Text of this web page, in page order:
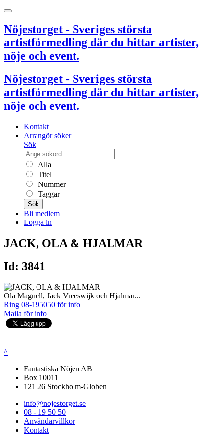
Nöjestorget - Sveriges största
artistförmedling där du hittar artister,
nöje och event.
Nöjestorget - Sveriges största
artistförmedling där du hittar artister,
nöje och event.
Kontakt
Arrangör söker
Sök
Alla
Titel
Nummer
Taggar
Sök
Bli medlem
Logga in
JACK, OLA & HJALMAR
Id: 3841
Ola Magnell, Jack Vreeswijk och Hjalmar...
Ring 08-195050 för info
Maila för info
^
Fantastiska Nöjen AB
Box 10011
121 26 Stockholm-Globen
info@nojestorget.se
08 - 19 50 50
Användarvillkor
Kontakt